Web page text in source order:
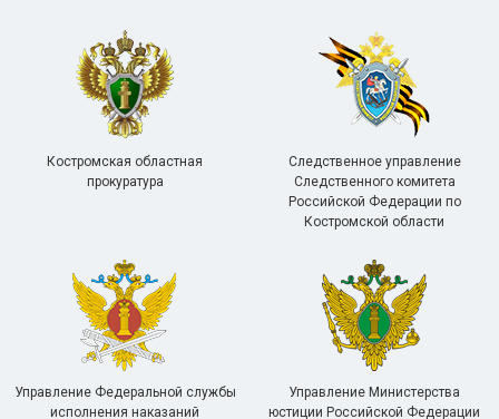
Костромская областная
прокуратура
Следственное управление
Следственного комитета
Российской Федерации по
Костромской области
Управление Федеральной службы
исполнения наказаний
Управление Министерства
юстиции Российской Федерации